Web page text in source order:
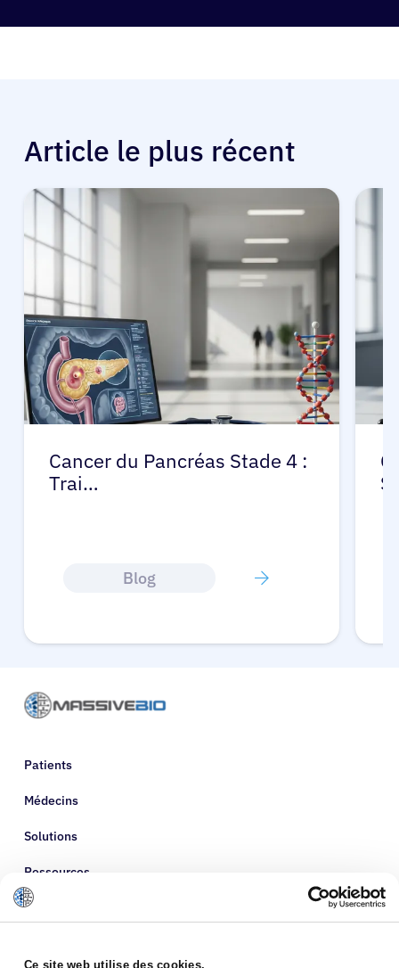
Ce site web utilise des cookies.
Article le plus récent
Cancer du Pancréas Stade 4 :
Trai…
Blog
Patients
Médecins
Solutions
Ressources
À propos de nous